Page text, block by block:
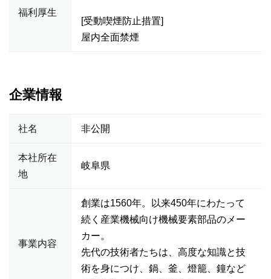
福利厚生
[受動喫煙防止措置]
屋内全面禁煙
企業情報
社名 非公開
本社所在
地
岐阜県
事業内容
創業は1560年。以来450年にわたって
続く産業機械向け機械要素部品のメー
カー。
先代の技術者たちは、高度な知識と技
術を身につけ、鍋、釜、燈籠、鐘など